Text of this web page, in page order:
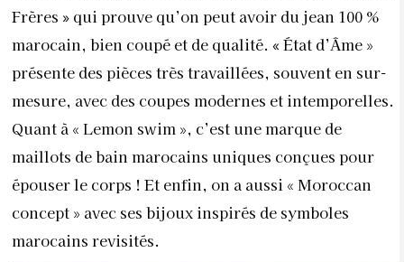
Frères » qui prouve qu’on peut avoir du jean 100 %
marocain, bien coupé et de qualité. « État d’Âme »
présente des pièces très travaillées, souvent en sur-
mesure, avec des coupes modernes et intemporelles.
Quant à « Lemon swim », c’est une marque de
maillots de bain marocains uniques conçues pour
épouser le corps ! Et enfin, on a aussi « Moroccan
concept » avec ses bijoux inspirés de symboles
marocains revisités.